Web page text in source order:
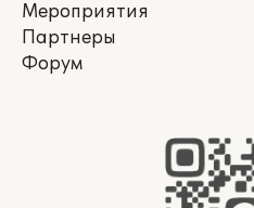
Мероприятия
Партнеры
Форум